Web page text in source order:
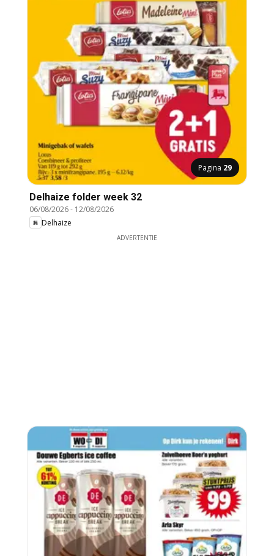
Pagina 29
Delhaize folder week 32
06/08/2026- 12/08/2026
Delhaize
ADVERTENTIE